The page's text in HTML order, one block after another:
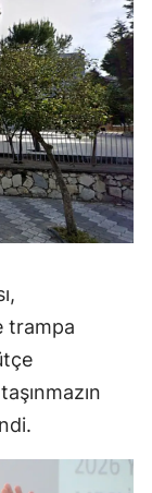
trampa